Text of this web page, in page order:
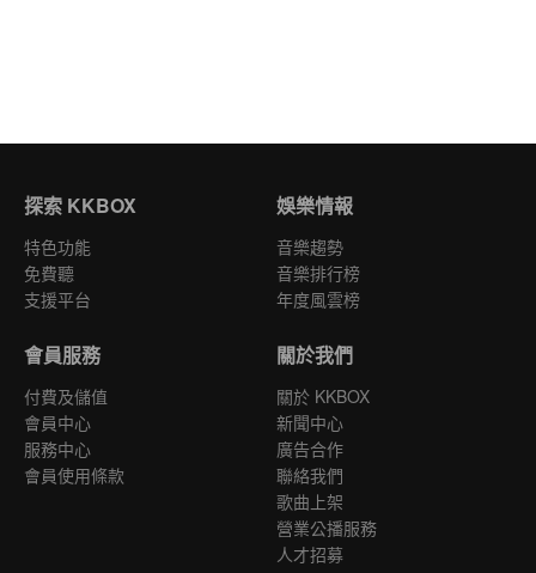
探索 KKBOX
特色功能
免費聽
支援平台
娛樂情報
音樂趨勢
音樂排行榜
年度風雲榜
會員服務
付費及儲值
會員中心
服務中心
會員使用條款
關於我們
關於 KKBOX
新聞中心
廣告合作
聯絡我們
歌曲上架
營業公播服務
人才招募